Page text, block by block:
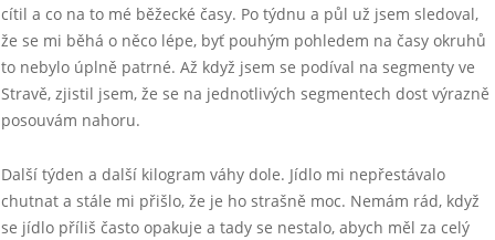
cítil a co na to mé běžecké časy. Po týdnu a půl už jsem sledoval,
že se mi běhá o něco lépe, byť pouhým pohledem na časy okruhů
to nebylo úplně patrné. Až když jsem se podíval na segmenty ve
Stravě, zjistil jsem, že se na jednotlivých segmentech dost výrazně
posouvám nahoru.
Další týden a další kilogram váhy dole. Jídlo mi nepřestávalo
chutnat a stále mi přišlo, že je ho strašně moc. Nemám rád, když
se jídlo příliš často opakuje a tady se nestalo, abych měl za celý